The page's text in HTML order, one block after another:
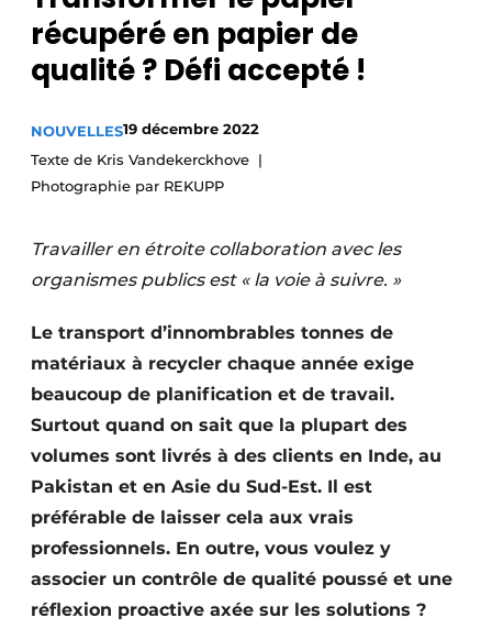
Podcasts
Privacy / Cookie statement
Termes et conditions
récupéré en papier de
qualité ? Défi accepté !
NOUVELLES19 décembre 2022
Texte de Kris Vandekerckhove
Photographie par REKUPP
Travailler en étroite collaboration avec les
organismes publics est « la voie à suivre. »
Le transport d’innombrables tonnes de
matériaux à recycler chaque année exige
beaucoup de planification et de travail.
Surtout quand on sait que la plupart des
volumes sont livrés à des clients en Inde, au
Pakistan et en Asie du Sud-Est. Il est
préférable de laisser cela aux vrais
professionnels. En outre, vous voulez y
associer un contrôle de qualité poussé et une
réflexion proactive axée sur les solutions ?